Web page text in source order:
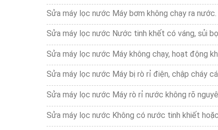
Sửa máy lọc nước Máy bơm không chạy ra nước.
Sửa máy lọc nước Nước tinh khết có váng, sủi
Sửa máy lọc nước Máy không chạy, hoạt động
Sửa máy lọc nước Máy bị rò rỉ điện, chập cháy
Sửa máy lọc nước Máy rò rỉ nước không rõ
Sửa máy lọc nước Không có nước tinh khiết